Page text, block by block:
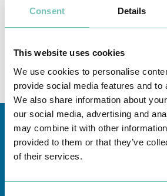
Consent Details
This website uses cookies
We use cookies to personalise
provide social media features and to
We also share information about
our social media, advertising and
may combine it with other
provided to them or that they’ve
of their services.